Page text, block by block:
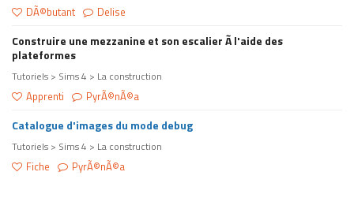
DÃ©butant Delise
Construire une mezzanine et son escalier Ã l'aide des
plateformes
Tutoriels > Sims 4 > La construction
Apprenti PyrÃ©nÃ©a
Catalogue d'images du mode debug
Tutoriels > Sims 4 > La construction
Fiche PyrÃ©nÃ©a